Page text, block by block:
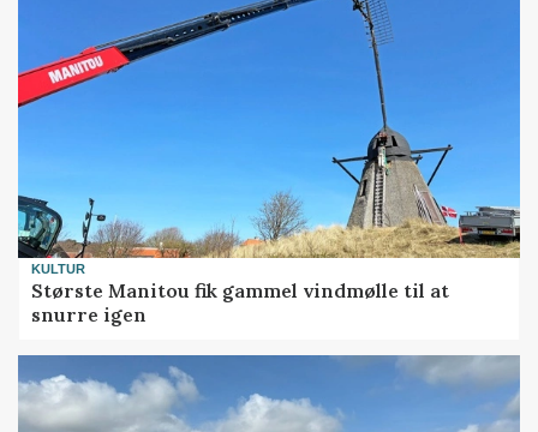
KULTUR
Største Manitou fik gammel vindmølle til at
snurre igen